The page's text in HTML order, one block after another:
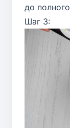
до
Шаг 3: